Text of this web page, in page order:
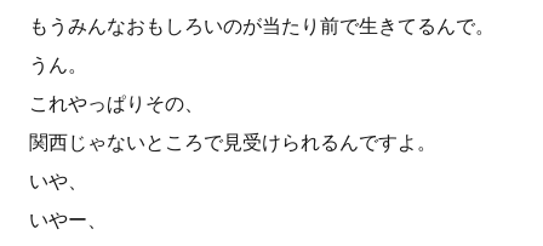
もうみんなおもしろいのが当たり前で生きてるんで。
うん。
これやっぱりその、
関西じゃないところで見受けられるんですよ。
いや、
いやー、